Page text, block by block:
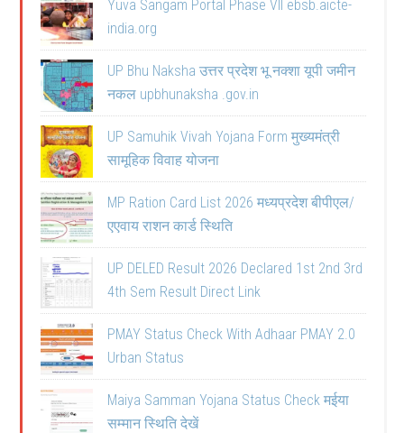
Yuva Sangam Portal Phase VII ebsb.aicte-
india.org
UP Bhu Naksha उत्तर प्रदेश भू नक्शा यूपी जमीन
नकल upbhunaksha .gov.in
UP Samuhik Vivah Yojana Form मुख्यमंत्री
सामूहिक विवाह योजना
MP Ration Card List 2026 मध्यप्रदेश बीपीएल/
एएवाय राशन कार्ड स्थिति
UP DELED Result 2026 Declared 1st 2nd 3rd
4th Sem Result Direct Link
PMAY Status Check With Adhaar PMAY 2.0
Urban Status
Maiya Samman Yojana Status Check मईया
सम्मान स्थिति देखें